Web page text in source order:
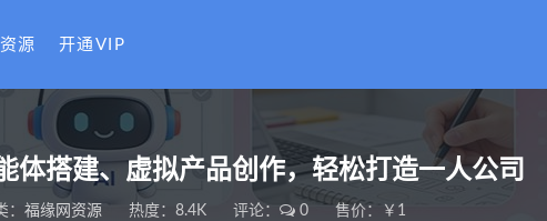
源 开通VIP
体搭建、虚拟产品创作，轻松打造一人公司
： 福缘网资源 热度：8.4K 评论： 0 售价：￥1